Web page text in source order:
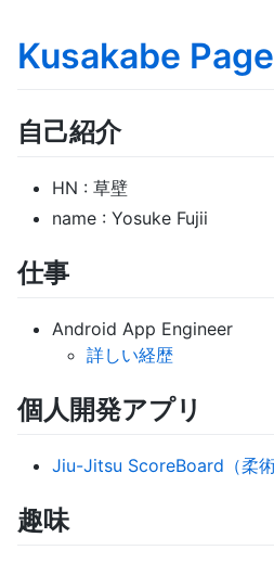
Kusakabe
自己紹介
HN : 草壁
name : Yosuke Fujii
仕事
Android App Engineer
詳しい経歴
個人開発アプリ
Jiu-Jitsu ScoreBoard（柔術
趣味